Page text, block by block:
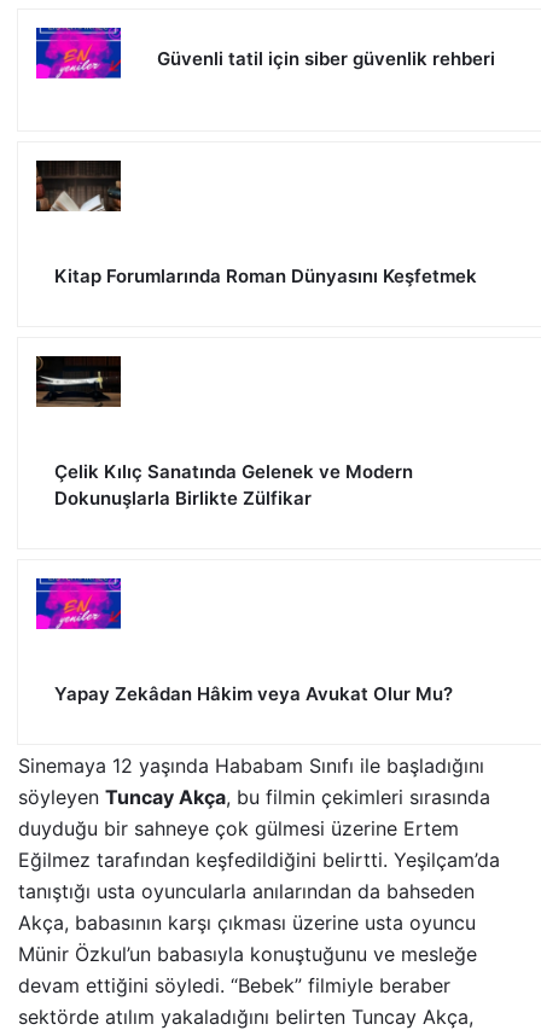
Güvenli tatil için siber güvenlik rehberi
Kitap Forumlarında Roman Dünyasını Keşfetmek
Çelik Kılıç Sanatında Gelenek ve Modern
Dokunuşlarla Birlikte Zülfikar
Yapay Zekâdan Hâkim veya Avukat Olur Mu?
Sinemaya 12 yaşında Hababam Sınıfı ile başladığını
söyleyen Tuncay Akça, bu filmin çekimleri sırasında
duyduğu bir sahneye çok gülmesi üzerine Ertem
Eğilmez tarafından keşfedildiğini belirtti. Yeşilçam’da
tanıştığı usta oyuncularla anılarından da bahseden
Akça, babasının karşı çıkması üzerine usta oyuncu
Münir Özkul’un babasıyla konuştuğunu ve mesleğe
devam ettiğini söyledi. “Bebek” filmiyle beraber
sektörde atılım yakaladığını belirten Tuncay Akça,